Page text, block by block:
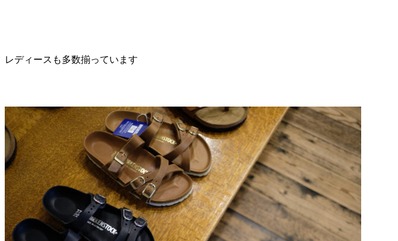
レディースも多数揃っています